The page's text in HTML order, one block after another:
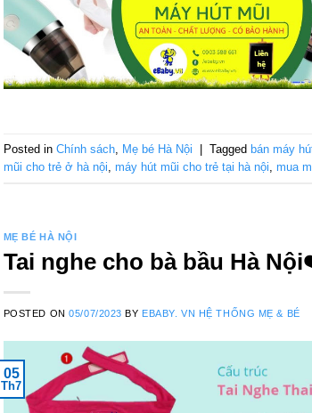
Posted in Chính sách, Mẹ bé Hà Nội | Tagged bán máy
mũi cho trẻ ở hà nội máy hút mũi cho trẻ tại hà nội mua
MẸ BÉ HÀ NỘI
Tai nghe cho bà bầu Hà
POSTED ON05/07/2023 BY EBABY. VN HỆ THỐNG MẸ & BÉ
05
Th7